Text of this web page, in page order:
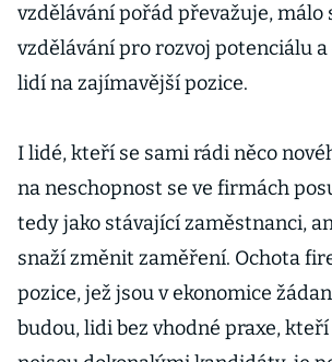
vzdělávání pořád převažuje, málo
vzdělávání pro rozvoj potenciálu
lidí na zajímavější pozice.
I lidé, kteří se sami rádi něco
na neschopnost se ve firmách
tedy jako stávající zaměstnanci,
snaží změnit zaměření. Ochota
pozice, jež jsou v ekonomice
budou, lidi bez vhodné praxe,